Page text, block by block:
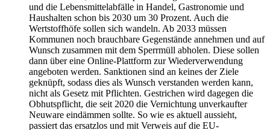
und die Lebensmittelabfälle in Handel, Gastronomie und
Haushalten schon bis 2030 um 30 Prozent. Auch die
Wertstoffhöfe sollen sich wandeln. Ab 2033 müssen
Kommunen noch brauchbare Gegenstände annehmen und auf
Wunsch zusammen mit dem Sperrmüll abholen. Diese sollen
dann über eine Online-Plattform zur Wiederverwendung
angeboten werden. Sanktionen sind an keines der Ziele
geknüpft, sodass dies als Wunsch verstanden werden kann,
nicht als Gesetz mit Pflichten. Gestrichen wird dagegen die
Obhutspflicht, die seit 2020 die Vernichtung unverkaufter
Neuware eindämmen sollte. So wie es aktuell aussieht,
passiert das ersatzlos und mit Verweis auf die EU-